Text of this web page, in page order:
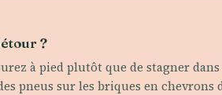
?
à pied plutôt que de stagner
pneus sur les briques en